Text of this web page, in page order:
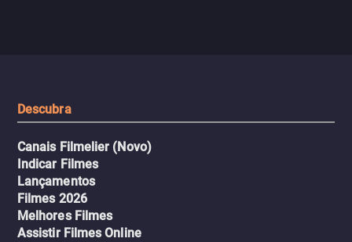
Descubra
Canais Filmelier (Novo)
Indicar Filmes
Lançamentos
Filmes 2026
Melhores Filmes
Assistir Filmes Online